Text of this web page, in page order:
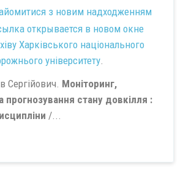
з новим надходженням
Харківського національного
університету
Сергійович. Моніторинг,
стану довкілля :
/...